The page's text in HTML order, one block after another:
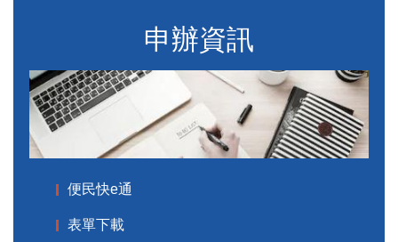
申辦資訊
便民快e通
表單下載